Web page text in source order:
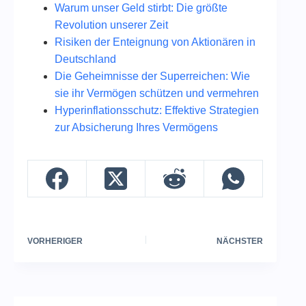
Warum unser Geld stirbt: Die größte
Revolution unserer Zeit
Risiken der Enteignung von Aktionären in
Deutschland
Die Geheimnisse der Superreichen: Wie
sie ihr Vermögen schützen und vermehren
Hyperinflationsschutz: Effektive Strategien
zur Absicherung Ihres Vermögens
VORHERIGER NÄCHSTER